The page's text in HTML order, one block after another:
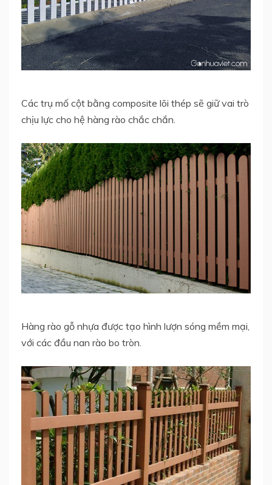
Các trụ mố cột bằng composite lõi thép sẽ giữ vai trò
chịu lực cho hệ hàng rào chắc chắn.
Hàng rào gỗ nhựa được tạo hình lượn sóng mềm mại,
với các đầu nan rào bo tròn.